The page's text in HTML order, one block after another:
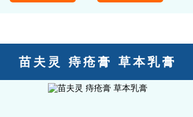
苗夫灵 痔疮膏 草本乳膏